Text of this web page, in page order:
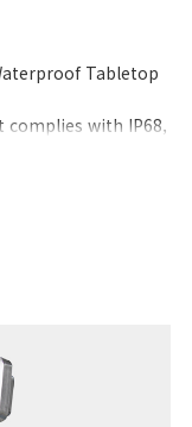
Tabletop
with IP68,
making it the
LED display
in dark or
loading and